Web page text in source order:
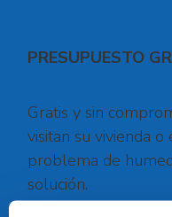
PRESUPUESTO
Gratis y sin
visitan su vivienda
problema de
solución.